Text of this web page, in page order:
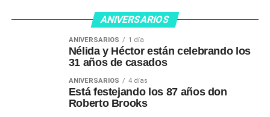
ANIVERSARIOS
ANIVERSARIOS 1 día
Nélida y Héctor están celebrando los
31 años de casados
ANIVERSARIOS 4 días
Está festejando los 87 años don
Roberto Brooks